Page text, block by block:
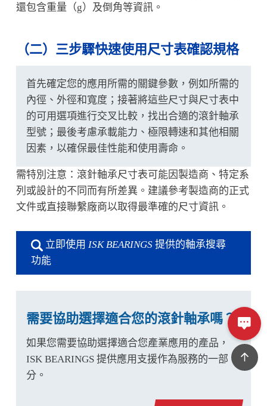
還包含重量（g）及倒角等資訊。
（二）三步驟快速使用尺寸表確認規格
首先確定您的應用所需的關鍵參數，例如所需的
內徑、外徑和寬度；接著將這些尺寸與尺寸表中
的可用選項進行交叉比較，找出合適的滾針軸承
型號；最後考慮承載能力、極限轉速和其他相關
因素，以確保最佳性能和使用壽命。
需特別注意：滾針軸承尺寸表可能因製造商、特定系
列或設計的不同而有所差異。建議參考製造商的正式
文件或直接聯繫廠商以取得最準確的尺寸資訊。
立即使用ISK BEARINGS 提供的軸承搜尋
功能
需要協助選擇適合您的滾針軸承嗎？
如果您需要協助選擇適合您產業應用的產品，
ISK BEARINGS 提供應用支援作為服務的一部
分。